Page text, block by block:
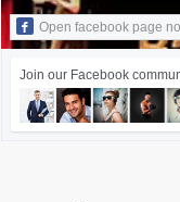
Open facebook page
Join our Facebook